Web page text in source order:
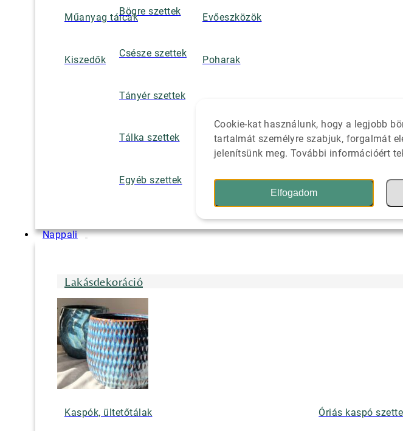
Műanyag tálcák Evőeszközök
Kiszedők Poharak
Bögre szettek
Csésze szettek
Tányér szettek
Tálka szettek
Egyéb szettek
Nappali
Lakásdekoráció
Kaspók, ültetőtálak Óriás kaspó
Cookie-kat használunk, hogy a legjobb
tartalmát személyre szabjuk, forgalmát
jelenítsünk meg. További információért
Elfogadom